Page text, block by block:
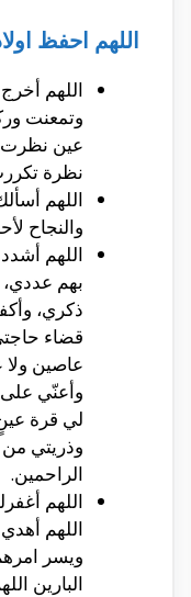
اللهم احفظ
اللهم
وتمعنت
عين نظرت
نظرة
اللهم
والنجاح
اللهم
بهم
ذكري،
قضاء
عاصين ولا
وأعنّي على
لي قرة
وذريتي من
الراحمين.
اللهم
اللهم
ويسر
البارين